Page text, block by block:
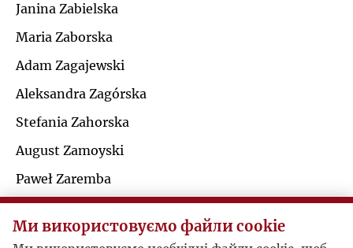
P
M
Janina Zabielska
Maria Zaborska
Adam Zagajewski
Aleksandra Zagórska
Stefania Zahorska
August Zamoyski
Paweł Zaremba
Wacław Alfred Zbyszewski
Karol Zbyszewski
Ми використовуємо файли cookie